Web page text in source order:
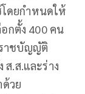
ดยกำหนดให้
กตั้ง 400 คน
าชบัญญัติ
ส.ส.และร่าง
วย